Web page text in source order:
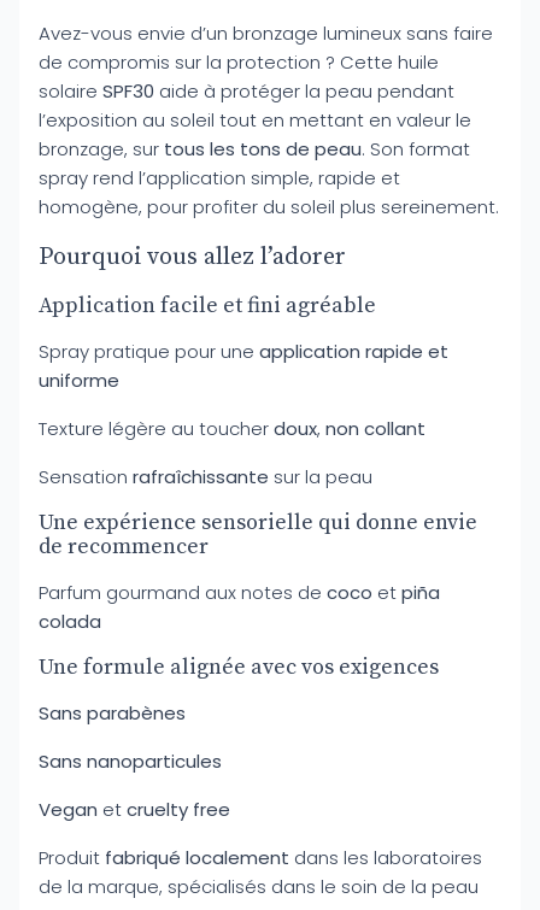
Avez-vous envie d’un bronzage lumineux sans faire
de compromis sur la protection ? Cette huile
solaire SPF30 aide à protéger la peau pendant
l’exposition au soleil tout en mettant en valeur le
bronzage, sur tous les tons de peau. Son format
spray rend l’application simple, rapide et
homogène, pour profiter du soleil plus sereinement.
Pourquoi vous allez l’adorer
Application facile et fini agréable
Spray pratique pour une application rapide et
uniforme
Texture légère au toucherdoux, non collant
Sensation rafraîchissante sur la peau
Une expérience sensorielle qui donne envie
de recommencer
Parfum gourmand aux notes de coco etpiña
colada
Une formule alignée avec vos exigences
Sans parabènes
Sans nanoparticules
Vegan etcruelty free
Produit fabriqué localement dans les laboratoires
de la marque, spécialisés dans le soin de la peau